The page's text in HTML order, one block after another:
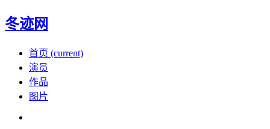
冬迹网
首页 (current)
演员
作品
图片